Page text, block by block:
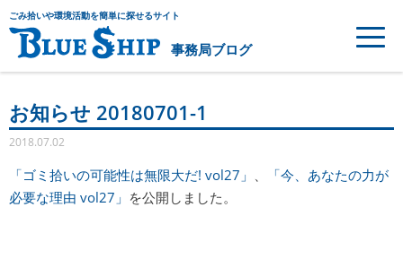
ごみ拾いや環境活動を簡単に探せるサイト
事務局ブログ
お知らせ 20180701-1
2018.07.02
「ゴミ拾いの可能性は無限大だ! vol27」 、
「今、あなたの力が
必要な理由 vol27」 を公開しました。